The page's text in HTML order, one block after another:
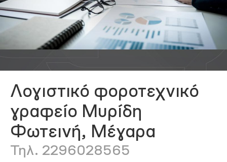
Λογιστικό φοροτεχνικό
γραφείο Μυρίδη
Φωτεινή, Μέγαρα
Τηλ. 2296028565